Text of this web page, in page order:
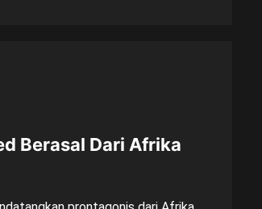
Berasal Dari Afrika